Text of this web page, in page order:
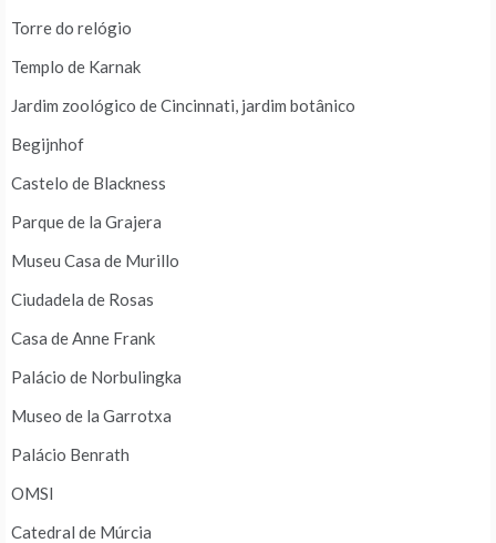
Torre do relógio
Templo de Karnak
Jardim zoológico de Cincinnati, jardim botânico
Begijnhof
Castelo de Blackness
Parque de la Grajera
Museu Casa de Murillo
Ciudadela de Rosas
Casa de Anne Frank
Palácio de Norbulingka
Museo de la Garrotxa
Palácio Benrath
OMSI
Catedral de Múrcia